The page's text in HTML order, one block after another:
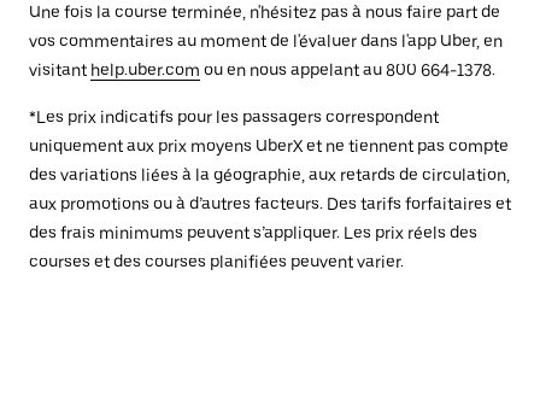
Une fois la course terminée, n'hésitez pas à nous faire part de
vos commentaires au moment de l'évaluer dans l'app Uber, en
visitant help.uber.com ou en nous appelant au 800 664-1378.
*Les prix indicatifs pour les passagers correspondent
uniquement aux prix moyens UberX et ne tiennent pas compte
des variations liées à la géographie, aux retards de circulation,
aux promotions ou à d’autres facteurs. Des tarifs forfaitaires et
des frais minimums peuvent s’appliquer. Les prix réels des
courses et des courses planifiées peuvent varier.